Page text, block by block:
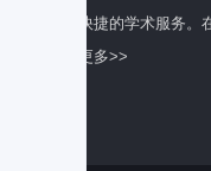
全面快捷的学术服务
了解更多>>